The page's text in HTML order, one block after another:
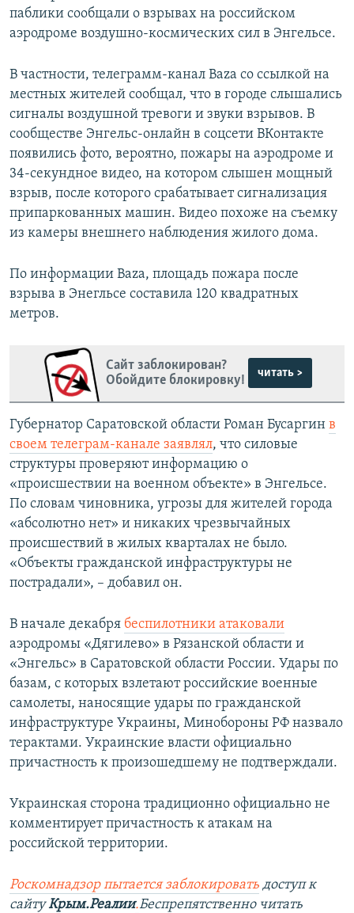
паблики сообщали о взрывах на российском
аэродроме воздушно-космических сил в Энгельсе.
В частности, телеграмм-канал Baza со ссылкой на
местных жителей сообщал, что в городе слышались
сигналы воздушной тревоги и звуки взрывов. В
сообществе Энгельс-онлайн в соцсети ВКонтакте
появились фото, вероятно, пожары на аэродроме и
34-секундное видео, на котором слышен мощный
взрыв, после которого срабатывает сигнализация
припаркованных машин. Видео похоже на съемку
из камеры внешнего наблюдения жилого дома.
По информации Baza, площадь пожара после
взрыва в Энегльсе составила 120 квадратных
метров.
Сайт заблокирован?
Обойдите блокировку!
читать >
Губернатор Саратовской области Роман Бусаргин в
своем телеграм-канале заявлял, что силовые
структуры проверяют информацию о
«происшествии на военном объекте» в Энгельсе.
По словам чиновника, угрозы для жителей города
«абсолютно нет» и никаких чрезвычайных
происшествий в жилых кварталах не было.
«Объекты гражданской инфраструктуры не
пострадали», – добавил он.
В начале декабря беспилотники атаковали
аэродромы «Дягилево» в Рязанской области и
«Энгельс» в Саратовской области России. Удары по
базам, с которых взлетают российские военные
самолеты, наносящие удары по гражданской
инфраструктуре Украины, Минобороны РФ назвало
терактами. Украинские власти официально
причастность к произошедшему не подтверждали.
Украинская сторона традиционно официально не
комментирует причастность к атакам на
российской территории.
Роскомнадзор пытается заблокировать доступ к
сайтуКрым.Реалии.Беспрепятственно читать